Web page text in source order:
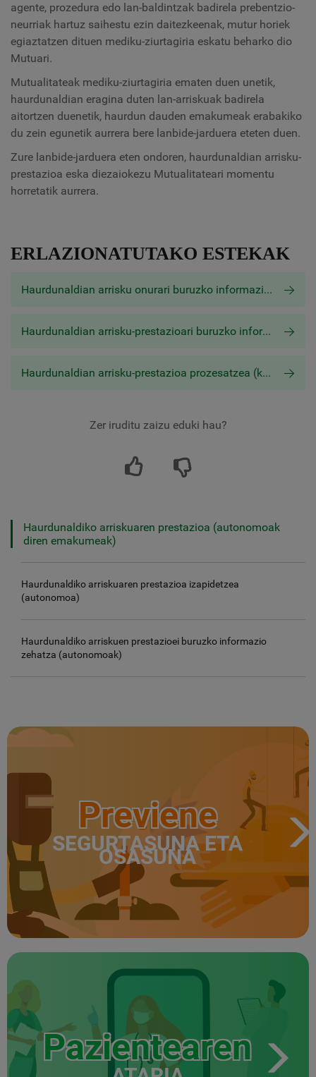
agente, prozedura edo lan-baldintzak badirela prebentzio-
neurriak hartuz saihestu ezin daitezkeenak, mutur horiek
egiaztatzen dituen mediku-ziurtagiria eskatu beharko dio
Mutuari.
Mutualitateak mediku-ziurtagiria ematen duen unetik,
haurdunaldian eragina duten lan-arriskuak badirela
aitortzen duenetik, haurdun dauden emakumeak erabakiko
du zein egunetik aurrera bere lanbide-jarduera eteten duen.
Zure lanbide-jarduera eten ondoren, haurdunaldian arrisku-
prestazioa eska diezaiokezu Mutualitateari momentu
horretatik aurrera.
ERLAZIONATUTAKO ESTEKAK
Haurdunaldian arrisku onurari buruzko informazio espedientea
Haurdunaldian arrisku-prestazioari buruzko informazio zehatza (autonomoa)
Haurdunaldian arrisku-prestazioa prozesatzea (kontu propioa)
Zer iruditu zaizu eduki hau?
Haurdunaldiko arriskuaren prestazioa (autonomoak
diren emakumeak)
Haurdunaldiko arriskuaren prestazioa izapidetzea
(autonomoa)
Haurdunaldiko arriskuen prestazioei buruzko informazio
zehatza (autonomoak)
Previene
SEGURTASUNA ETA
OSASUNA
Pazientearen